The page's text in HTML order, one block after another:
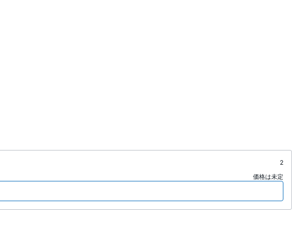
2
価格は未定